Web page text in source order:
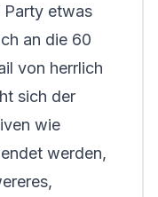
Party etwas
an die 60
von herrlich
sich der
wie
werden,